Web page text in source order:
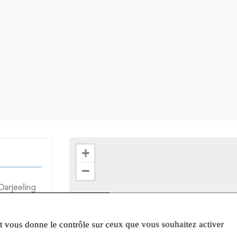
Darjeeling
des
+
−
vous donne le contrôle sur ceux que vous souhaitez activer